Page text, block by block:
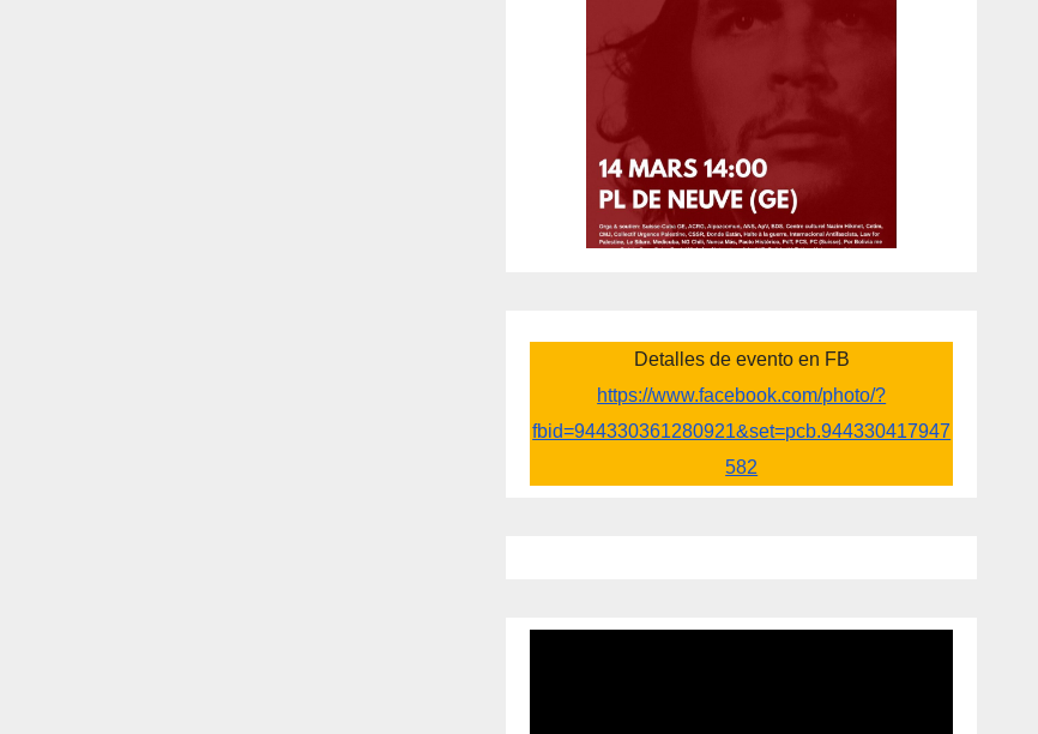
Detalles de evento en FB
https://www.facebook.com/photo/?
fbid=944330361280921&set=pcb.944330417947
582